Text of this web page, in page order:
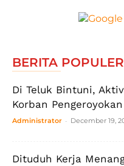
BERITA POPULER
Di Teluk Bintuni,
Korban Pengeroyokan
Administrator - December 19,
Dituduh Kerja